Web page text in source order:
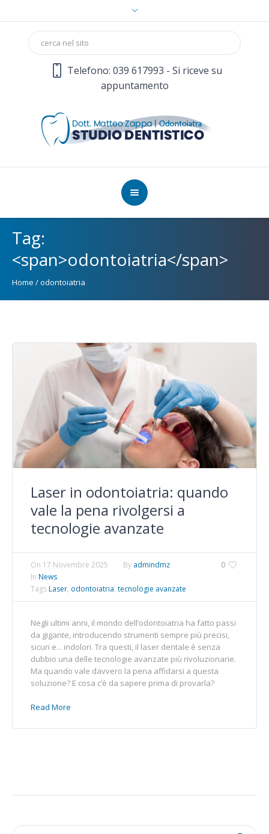
Telefono: 039 617993 - Si riceve su
appuntamento
Tag:
<span>odontoiatria</span>
Home /odontoiatria
Laser in odontoiatria: quando
vale la pena rivolgersi a
tecnologie avanzate
0
On 17 Novembre 2025 By admindmz
In News
TagsLaser, odontoiatria, tecnologie avanzate
Negli ultimi anni, il mondo dell’odontoiatria ha fatto passi
da gigante, introducendo strumenti sempre più precisi,
sicuri e... indolori. Tra questi, il laser dentale è senza
dubbio una delle tecnologie avanzate più rivoluzionarie.
Ma quando vale davvero la pena affidarsi a questa
soluzione? E cosa c’è da sapere prima di provarla?
Read More